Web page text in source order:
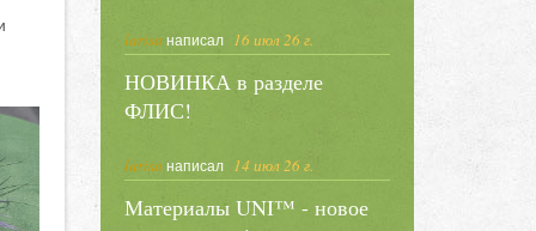
larisa написал 16 июл 26 г.
НОВИНКА в разделе
ФЛИС!
larisa написал 14 июл 26 г.
Материалы UNI™ - новое